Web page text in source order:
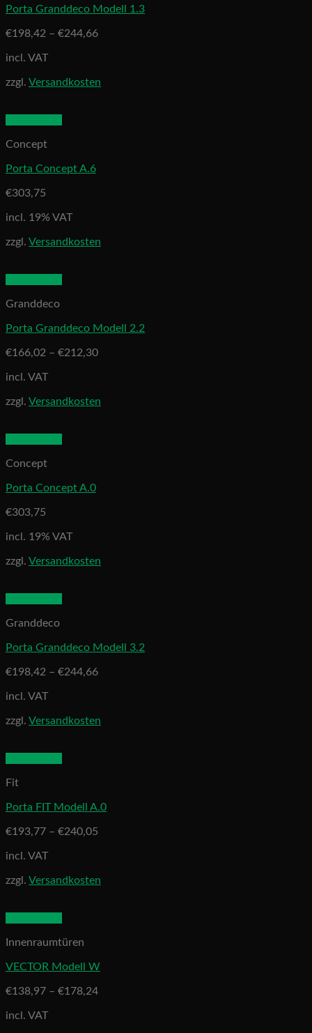
Porta Granddeco Modell 1.3
€198,42 – €244,66
incl. VAT
zzgl. Versandkosten
Concept
Porta Concept A.6
€303,75
incl. 19% VAT
zzgl. Versandkosten
Granddeco
Porta Granddeco Modell 2.2
€166,02 – €212,30
incl. VAT
zzgl. Versandkosten
Concept
Porta Concept A.0
€303,75
incl. 19% VAT
zzgl. Versandkosten
Granddeco
Porta Granddeco Modell 3.2
€198,42 – €244,66
incl. VAT
zzgl. Versandkosten
Fit
Porta FIT Modell A.0
€193,77 – €240,05
incl. VAT
zzgl. Versandkosten
Innenraumtüren
VECTOR Modell W
€138,97 – €178,24
incl. VAT